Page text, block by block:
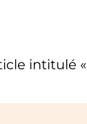
intitulé «